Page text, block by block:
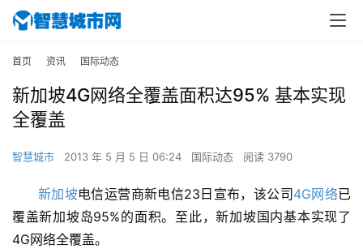
首页 资讯 国际动态
新加坡4G网络全覆盖面积达95% 基本实现
全覆盖
智慧城市 2013 年 5 月 5 日 06:24 国际动态 阅读 3790
新加坡电信运营商新电信23日宣布，该公司 4G网络已
覆盖新加坡岛95%的面积。至此，新加坡国内基本实现了
4G网络全覆盖。